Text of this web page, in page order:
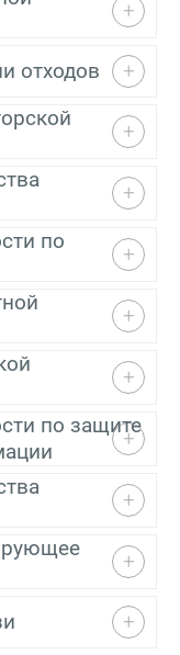
отходов
по
по защите